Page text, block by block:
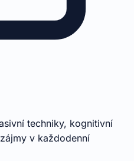
techniky, kognitivní
v každodenní